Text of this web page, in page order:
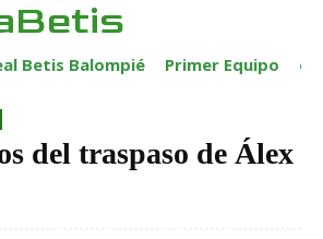
Betis Balompié Primer Equipo
del traspaso de Álex